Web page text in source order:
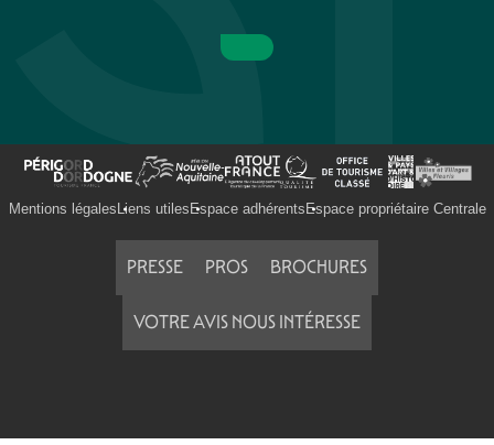
Mentions légales Liens utiles Espace adhérents Espace propriétaire Centrale
PRESSE PROS BROCHURES
VOTRE AVIS NOUS INTÉRESSE